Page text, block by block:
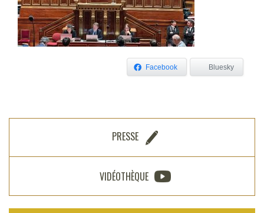
Facebook Bluesky
PRESSE
VIDÉOTHÈQUE